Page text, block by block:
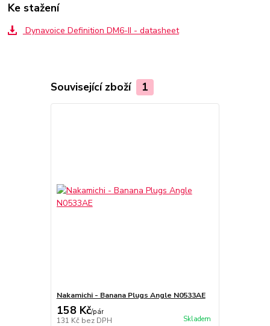
Ke stažení
Dynavoice Definition DM6-II - datasheet
Související zboží 1
Nakamichi - Banana Plugs Angle N0533AE
158 Kč/pár
131 Kč bez DPH Skladem